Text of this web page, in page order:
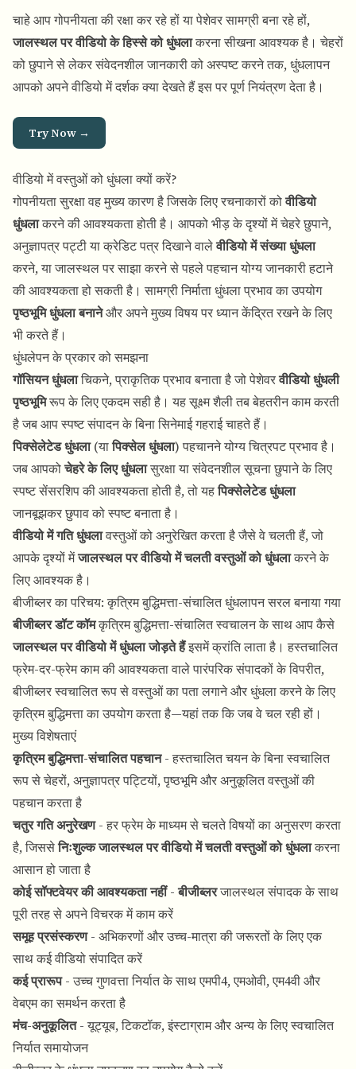
चाहे आप गोपनीयता की रक्षा कर रहे हों या पेशेवर सामग्री बना रहे हों,
जालस्थल पर वीडियो के हिस्से को धुंधलाकरना सीखना आवश्यक है। चेहरों
को छुपाने से लेकर संवेदनशील जानकारी को अस्पष्ट करने तक, धुंधलापन
आपको अपने वीडियो में दर्शक क्या देखते हैं इस पर पूर्ण नियंत्रण देता है।
Try Now →
वीडियो में वस्तुओं को धुंधला क्यों करें?
गोपनीयता सुरक्षा वह मुख्य कारण है जिसके लिए रचनाकारों कोवीडियो
धुंधलाकरने की आवश्यकता होती है। आपको भीड़ के दृश्यों में चेहरे छुपाने,
अनुज्ञापत्र पट्टी या क्रेडिट पत्र दिखाने वालेवीडियो में संख्या धुंधला
करने, या जालस्थल पर साझा करने से पहले पहचान योग्य जानकारी हटाने
की आवश्यकता हो सकती है। सामग्री निर्माता धुंधला प्रभाव का उपयोग
पृष्ठभूमि धुंधला बनानेऔर अपने मुख्य विषय पर ध्यान केंद्रित रखने के लिए
भी करते हैं।
धुंधलेपन के प्रकार को समझना
गॉसियन धुंधलाचिकने, प्राकृतिक प्रभाव बनाता है जो पेशेवरवीडियो धुंधली
पृष्ठभूमिरूप के लिए एकदम सही है। यह सूक्ष्म शैली तब बेहतरीन काम करती
है जब आप स्पष्ट संपादन के बिना सिनेमाई गहराई चाहते हैं।
पिक्सेलेटेड धुंधला(यापिक्सेल धुंधला) पहचानने योग्य चित्रपट प्रभाव है।
जब आपकोचेहरे के लिए धुंधलासुरक्षा या संवेदनशील सूचना छुपाने के लिए
स्पष्ट सेंसरशिप की आवश्यकता होती है, तो यहपिक्सेलेटेड धुंधला
जानबूझकर छुपाव को स्पष्ट बनाता है।
वीडियो में गति धुंधलावस्तुओं को अनुरेखित करता है जैसे वे चलती हैं, जो
आपके दृश्यों मेंजालस्थल पर वीडियो में चलती वस्तुओं को धुंधलाकरने के
लिए आवश्यक है।
बीजीब्लर का परिचय: कृत्रिम बुद्धिमत्ता-संचालित धुंधलापन सरल बनाया गया
बीजीब्लर डॉट कॉमकृत्रिम बुद्धिमत्ता-संचालित स्वचालन के साथ आप कैसे
जालस्थल पर वीडियो में धुंधला जोड़ते हैंइसमें क्रांति लाता है। हस्तचालित
फ्रेम-दर-फ्रेम काम की आवश्यकता वाले पारंपरिक संपादकों के विपरीत,
बीजीब्लर स्वचालित रूप से वस्तुओं का पता लगाने और धुंधला करने के लिए
कृत्रिम बुद्धिमत्ता का उपयोग करता है—यहां तक कि जब वे चल रही हों।
मुख्य विशेषताएं
कृत्रिम बुद्धिमत्ता-संचालित पहचान- हस्तचालित चयन के बिना स्वचालित
रूप से चेहरों, अनुज्ञापत्र पट्टियों, पृष्ठभूमि और अनुकूलित वस्तुओं की
पहचान करता है
चतुर गति अनुरेखण- हर फ्रेम के माध्यम से चलते विषयों का अनुसरण करता
है, जिससेनिःशुल्क जालस्थल पर वीडियो में चलती वस्तुओं को धुंधलाकरना
आसान हो जाता है
कोई सॉफ्टवेयर की आवश्यकता नहीं-बीजीब्लरजालस्थल संपादक के साथ
पूरी तरह से अपने विचरक में काम करें
समूह प्रसंस्करण- अभिकरणों और उच्च-मात्रा की जरूरतों के लिए एक
साथ कई वीडियो संपादित करें
कई प्रारूप- उच्च गुणवत्ता निर्यात के साथ एमपी4, एमओवी, एम4वी और
वेबएम का समर्थन करता है
मंच-अनुकूलित- यूट्यूब, टिकटॉक, इंस्टाग्राम और अन्य के लिए स्वचालित
निर्यात समायोजन